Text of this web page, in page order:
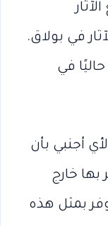
في بولاق.
في
أجنبي بأن
بها خارج
بمثل هذه